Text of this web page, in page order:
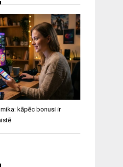
kāpēc bonusi ir